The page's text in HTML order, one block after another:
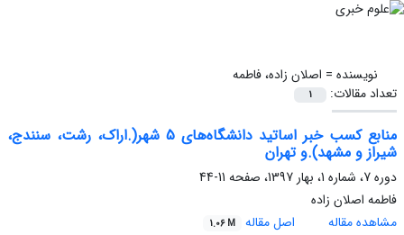
نویسنده = اصلان زاده، فاطمه
تعداد مقالات:
1
منابع کسب خبر اساتید دانشگاه‌های 5 شهر(.اراک، رشت، سنندج،
شیراز و مشهد).و تهران
دوره 7، شماره 1، بهار 1397، صفحه
11-44
فاطمه اصلان زاده
مشاهده مقاله
اصل مقاله 1.06 M